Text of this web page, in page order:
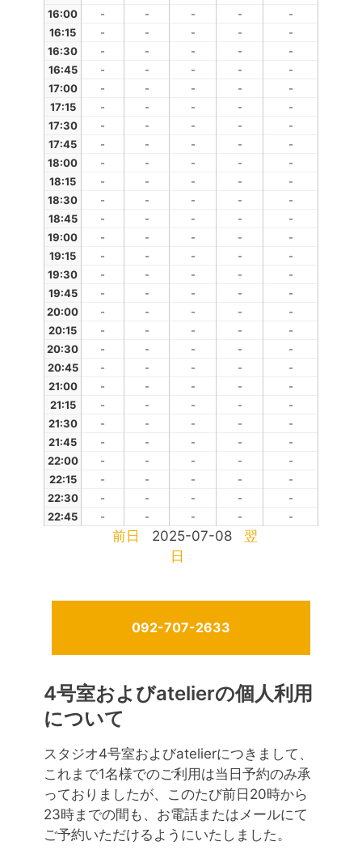
16:00
- - - -
-
16:15
- - - -
-
16:30
- - - -
-
16:45
- - - -
-
17:00
- - - -
-
17:15
- - - -
-
17:30
- - - -
-
17:45
- - - -
-
18:00
- - - -
-
18:15
- - - -
-
18:30
- - - -
-
18:45
- - - -
-
19:00
- - - -
-
19:15
- - - -
-
19:30
- - - -
-
19:45
- - - -
-
20:00
- - - -
-
20:15
- - - -
-
20:30
- - - -
-
20:45
- - - -
-
21:00
- - - -
-
21:15
- - - -
-
21:30
- - - -
-
21:45
- - - -
-
22:00
- - - -
-
22:15
- - - -
-
22:30
- - - -
-
22:45
- - - - -
前日 2025-07-08
翌
日
092-707-2633
4号室およびatelierの個人利用
について
スタジオ4号室およびatelierにつきまして、
これまで1名様でのご利用は当日予約のみ承
っておりましたが、このたび前日20時から
23時までの間も、お電話またはメールにて
ご予約いただけるようにいたしました。